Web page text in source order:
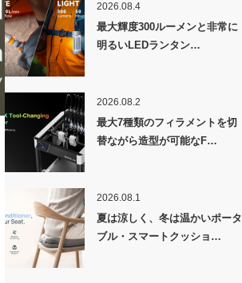
2026.08.4
最大輝度300ルーメンと非常に
明るいLEDランタン…
2026.08.2
最大7種類のフィラメントを切
替ながら造型が可能なF…
2026.08.1
夏は涼しく、冬は温かいポータ
ブル・スマートクッショ…